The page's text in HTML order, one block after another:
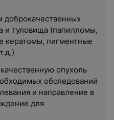
и туловища (папилломы,
кератомы, пигментные
опухоль
обследований
и направление в
для